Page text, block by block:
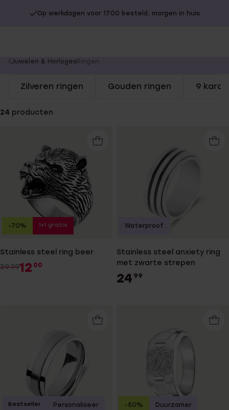
Op werkdagen voor 17.00 besteld, morgen in huis
You
here:
Juwelen & HorlogesRingen
Zilveren ringen Gouden ringen 9
24 producten
Stainless steel ring beer
39.9912 00
-70% 1+1 gratis
Stainless steel anxiety ring
met zwarte strepen
24 99
Waterproof
Bestseller Personaliseer -50% Duurzamer